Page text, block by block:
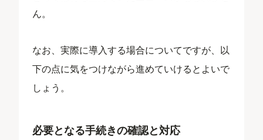
ん。
なお、実際に導入する場合についてですが、以
下の点に気をつけながら進めていけるとよいで
しょう。
必要となる手続きの確認と対応